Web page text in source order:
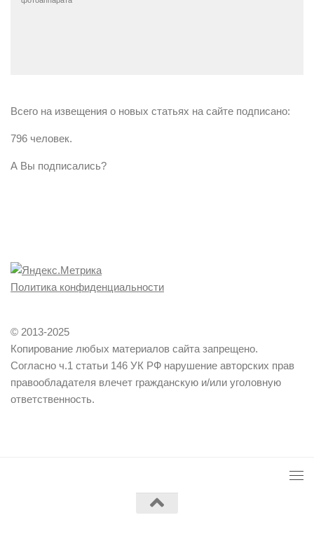
Всего на извещения о новых статьях на сайте подписано:
796 человек.
А Вы подписались?
Политика конфиденциальности
© 2013-2025
Копирование любых материалов сайта запрещено.
Согласно ч.1 статьи 146 УК РФ нарушение авторских прав
правообладателя влечет гражданскую и/или уголовную
ответственность.